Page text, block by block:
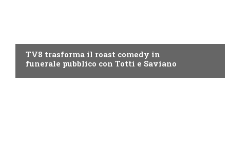
TV8 trasforma il roast comedy in
funerale pubblico con Totti e Saviano